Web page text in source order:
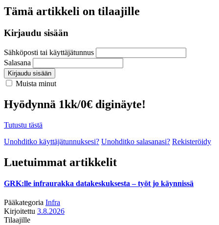
Tämä artikkeli on tilaajille
Kirjaudu sisään
Sähköposti tai käyttäjätunnus
Salasana
Kirjaudu sisään
Muista minut
Hyödynnä 1kk/0€ diginäyte!
Tutustu tästä
Unohditko käyttäjätunnuksesi? Unohditko salasanasi? Rekisteröidy
Luetuimmat artikkelit
GRK:lle infraurakka datakeskuksesta – työt jo käynnissä
Pääkategoria Infra
Kirjoitettu 3.8.2026
Tilaajille